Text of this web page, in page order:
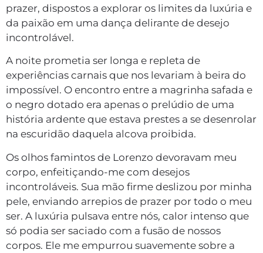
prazer, dispostos a explorar os limites da luxúria e
da paixão em uma dança delirante de desejo
incontrolável.
A noite prometia ser longa e repleta de
experiências carnais que nos levariam à beira do
impossível. O encontro entre a magrinha safada e
o negro dotado era apenas o prelúdio de uma
história ardente que estava prestes a se desenrolar
na escuridão daquela alcova proibida.
Os olhos famintos de Lorenzo devoravam meu
corpo, enfeitiçando-me com desejos
incontroláveis. Sua mão firme deslizou por minha
pele, enviando arrepios de prazer por todo o meu
ser. A luxúria pulsava entre nós, calor intenso que
só podia ser saciado com a fusão de nossos
corpos. Ele me empurrou suavemente sobre a